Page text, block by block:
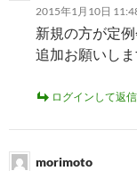
2015年1月10日
新規の方が定
追加お願いしま
ログインして返
morimoto